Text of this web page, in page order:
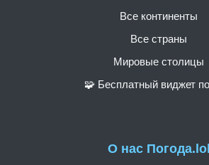
О нас Погода.lol
Все континенты
Все страны
Мировые столицы
🧩 Бесплатный виджет